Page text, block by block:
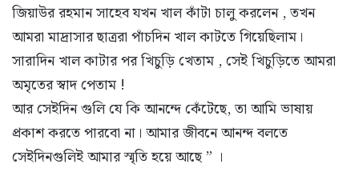
জিয়াউর রহমান সাহেব যখন খাল কাঁটা চালু করলেন , তখন
আমরা মাদ্রাসার ছাত্ররা পাঁচদিন খাল কাটতে গিয়েছিলাম।
সারাদিন খাল কাটার পর খিচুড়ি খেতাম , সেই খিচুড়িতে আমরা
অমৃতের স্বাদ পেতাম !
আর সেইদিন গুলি যে কি আনন্দে কেঁটেছে, তা আমি ভাষায়
প্রকাশ করতে পারবো না। আমার জীবনে আনন্দ বলতে
সেইদিনগুলিই আমার স্মৃতি হয়ে আছে ” ।